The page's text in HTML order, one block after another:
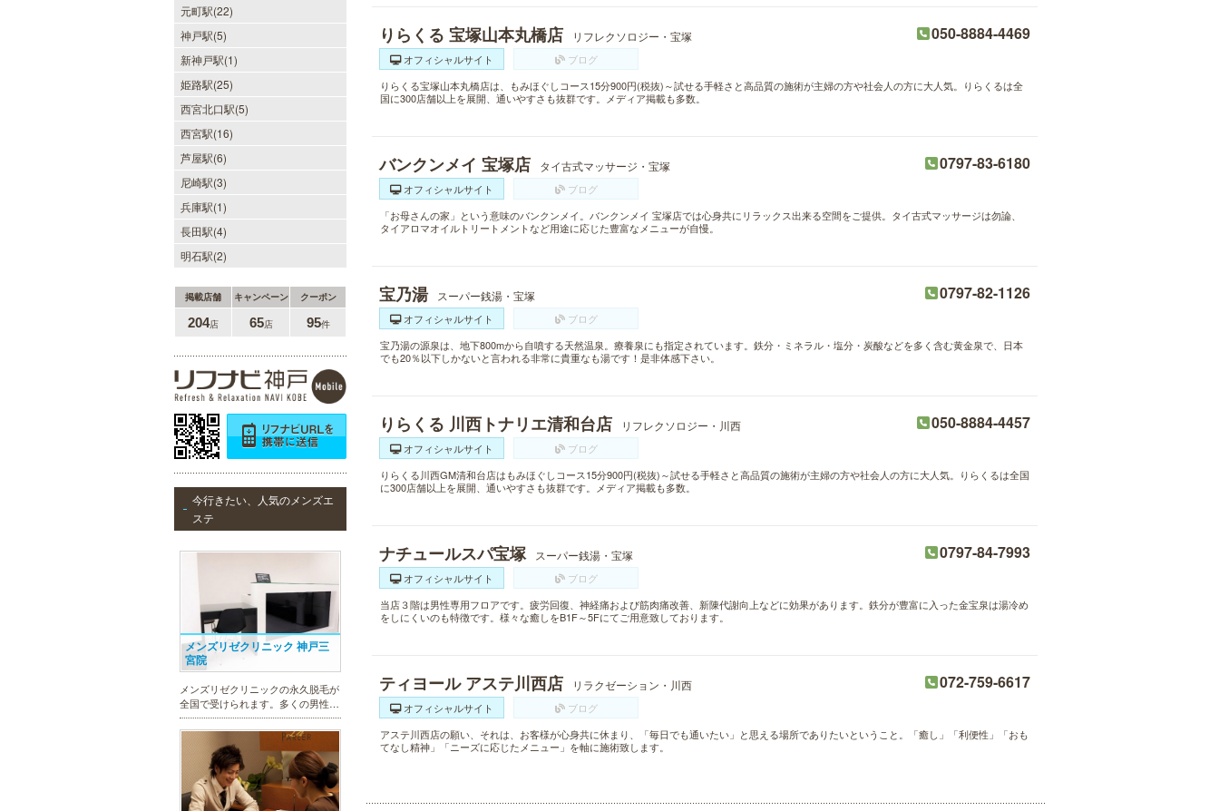
元町駅(22)
神戸駅(5)
新神戸駅(1)
姫路駅(25)
西宮北口駅(5)
西宮駅(16)
芦屋駅(6)
尼崎駅(3)
兵庫駅(1)
長田駅(4)
明石駅(2)
掲載店舗 キャンペーン クーポン
204店 65店 95件
今行きたい、人気のメンズエ
ステ
メンズリゼクリニック 神戸三
宮院
メンズリゼクリニックの永久脱毛が
全国で受けられます。多くの男性患
者様にご支持頂き、新宿1院から始
まったメンズリゼクリニックが、現
在では提携院含め全国10院を展開す
るクリニックになりました。
りらくる 宝塚山本丸橋店 リフレクソロジー・宝塚 050-8884-4469
オフィシャルサイト
ブログ
りらくる宝塚山本丸橋店は、もみほぐしコース15分900円(税抜)～試せる手軽さと高品質の施術が主婦の方や社会人の方に大人気。りらくるは全
国に300店舗以上を展開、通いやすさも抜群です。メディア掲載も多数。
バンクンメイ 宝塚店 タイ古式マッサージ・宝塚 0797-83-6180
オフィシャルサイト
ブログ
「お母さんの家」という意味のバンクンメイ。バンクンメイ 宝塚店では心身共にリラックス出来る空間をご提供。タイ古式マッサージは勿論、
タイアロマオイルトリートメントなど用途に応じた豊富なメニューが自慢。
宝乃湯 スーパー銭湯・宝塚 0797-82-1126
オフィシャルサイト
ブログ
宝乃湯の源泉は、地下800mから自噴する天然温泉。療養泉にも指定されています。鉄分・ミネラル・塩分・炭酸などを多く含む黄金泉で、日本
でも20％以下しかないと言われる非常に貴重なも湯です！是非体感下さい。
りらくる 川西トナリエ清和台店 リフレクソロジー・川西 050-8884-4457
オフィシャルサイト
ブログ
りらくる川西GM清和台店はもみほぐしコース15分900円(税抜)～試せる手軽さと高品質の施術が主婦の方や社会人の方に大人気。りらくるは全国
に300店舗以上を展開、通いやすさも抜群です。メディア掲載も多数。
ナチュールスパ宝塚 スーパー銭湯・宝塚 0797-84-7993
オフィシャルサイト
ブログ
当店３階は男性専用フロアです。疲労回復、神経痛および筋肉痛改善、新陳代謝向上などに効果があります。鉄分が豊富に入った金宝泉は湯冷め
をしにくいのも特徴です。様々な癒しをB1F～5Fにてご用意致しております。
ティヨール アステ川西店 リラクゼーション・川西 072-759-6617
オフィシャルサイト
ブログ
アステ川西店の願い、それは、お客様が心身共に休まり、「毎日でも通いたい」と思える場所でありたいということ。「癒し」「利便性」「おも
てなし精神」「ニーズに応じたメニュー」を軸に施術致します。